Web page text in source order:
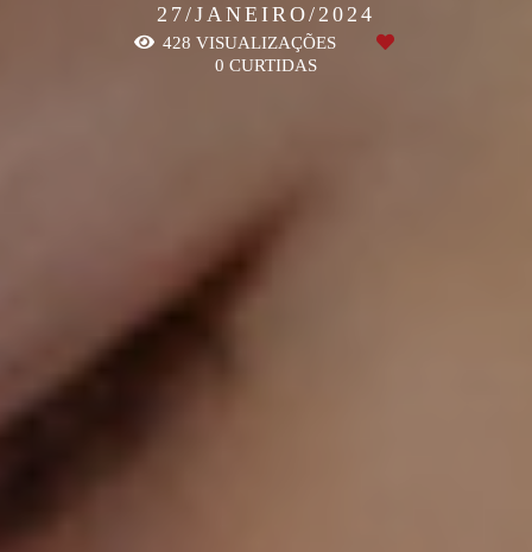
27/JANEIRO/2024
428 VISUALIZAÇÕES
0 CURTIDAS